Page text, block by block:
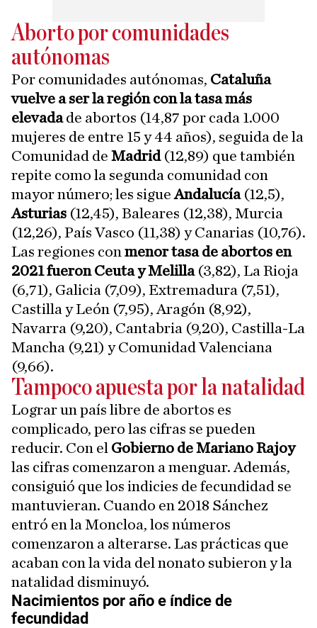
Aborto por comunidades
autónomas
Por comunidades autónomas, Cataluña
vuelve a ser la región con la tasa más
elevadade abortos (14,87 por cada 1.000
mujeres de entre 15 y 44 años), seguida de la
Comunidad de Madrid (12,89) que también
repite como la segunda comunidad con
mayor número; les sigueAndalucía (12,5),
Asturias (12,45), Baleares (12,38), Murcia
(12,26), País Vasco (11,38) y Canarias (10,76).
Las regiones con menor tasa de abortos en
2021 fueron Ceuta y Melilla(3,82), La Rioja
(6,71), Galicia (7,09), Extremadura (7,51),
Castilla y León (7,95), Aragón (8,92),
Navarra (9,20), Cantabria (9,20), Castilla-La
Mancha (9,21) y Comunidad Valenciana
(9,66).
Tampoco apuesta por la natalidad
Lograr un país libre de abortos es
complicado, pero las cifras se pueden
reducir. Con el Gobierno de Mariano Rajoy
las cifras comenzaron a menguar. Además,
consiguió que los indicies de fecundidad se
mantuvieran. Cuando en 2018 Sánchez
entró en la Moncloa, los números
comenzaron a alterarse. Las prácticas que
acaban con la vida del nonato subieron y la
natalidad disminuyó.